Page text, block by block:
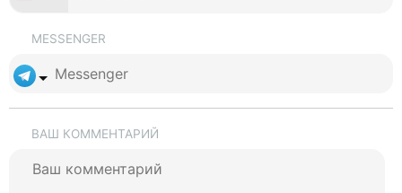
MESSENGER
ВАШ КОММЕНТАРИЙ